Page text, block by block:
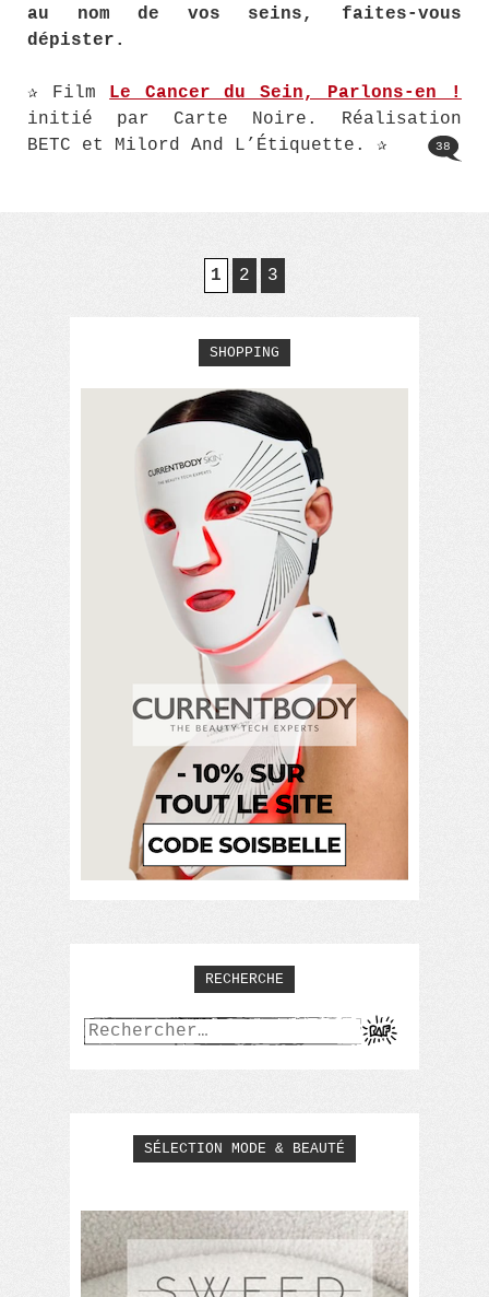
au nom de vos seins, faites-vous
dépister.
✰ Film Le Cancer du Sein, Parlons-en !
initié par Carte Noire. Réalisation
BETC et Milord And L’Étiquette. ✰
38
1 2 3
SHOPPING
RECHERCHE
Rechercher :
SÉLECTION MODE & BEAUTÉ